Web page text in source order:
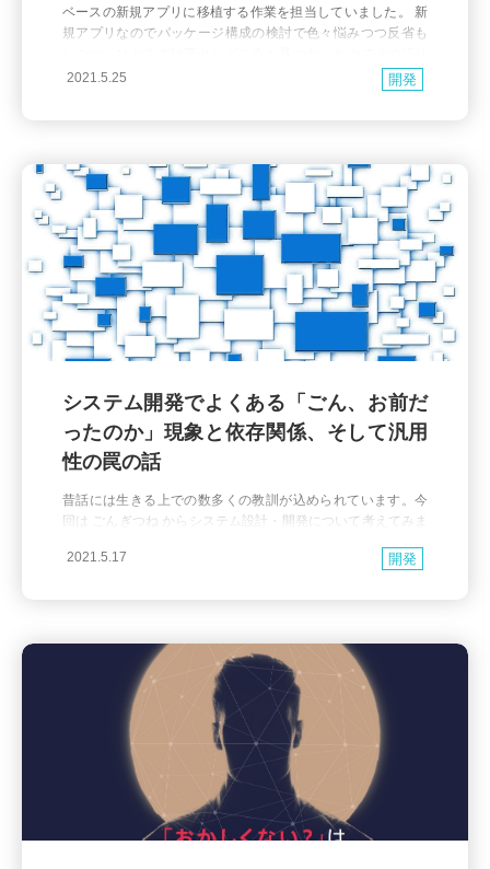
ベースの新規アプリに移植する作業を担当していました。 新
規アプリなのでパッケージ構成の検討で色々悩みつつ反省も
の話をまとめようかと思います。 要件・仕様 弊社の決済事業
[Paid]での決済情報登録に関する一部機能を提供できるWebA
2021.5.25 開発
システム開発でよくある「ごん、お前だ
ったのか」現象と依存関係、そして汎用
性の罠の話
昔話には生きる上での数多くの教訓が込められています。今
回は ごんぎつね からシステム設計・開発について考えてみま
らを悔いたごんぎつねが人知れず兵十という青年に贈り物を
2021.5.17 開発